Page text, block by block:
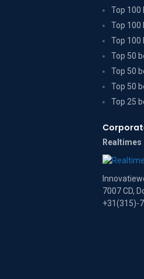
Top 100
Top 100
Top 100
Top 50
Top 50
Top 50
Top 25
7007 CD,
+31(315)-